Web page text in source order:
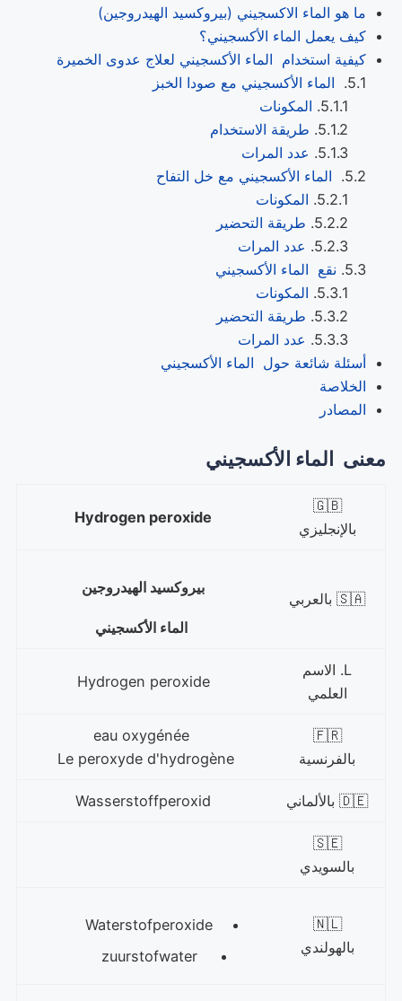
ما هو الماء الاكسجيني (بيروكسيد الهيدروجين)
كيف يعمل الماء الأكسجيني؟
كيفية استخدام الماء الأكسجيني لعلاج عدوى الخميرة
الماء الأكسجيني مع صودا الخبز
المكونات
طريقة الاستخدام
عدد المرات
الماء الأكسجيني مع خل التفاح
المكونات
طريقة التحضير
عدد المرات
نقع الماء الأكسجيني
المكونات
طريقة التحضير
عدد المرات
أسئلة شائعة حول الماء الأكسجيني
الخلاصة
المصادر
معنى الماء الأكسجيني
🇬🇧
بالإنجليزي
🇸🇦 بالعربي
بيروكسيد الهيدروجين
الماء الأكسجيني
L. الاسم
العلمي
Hydrogen peroxide
🇫🇷
بالفرنسية
eau
oxygénée
Le peroxyde d'hydrogène
🇩🇪 بالألماني
🇸🇪
بالسويدي
🇳🇱
بالهولندي
zuurstofwater